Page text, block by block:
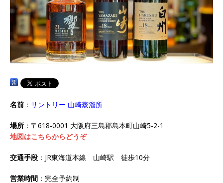
名前 ： サントリー 山崎蒸溜所
場所 ：〒618-0001 大阪府三島郡島本町山崎5-2-1
地図はこちらからどうぞ
交通手段 ：JR東海道本線 山崎駅 徒歩10分
営業時間 ：完全予約制